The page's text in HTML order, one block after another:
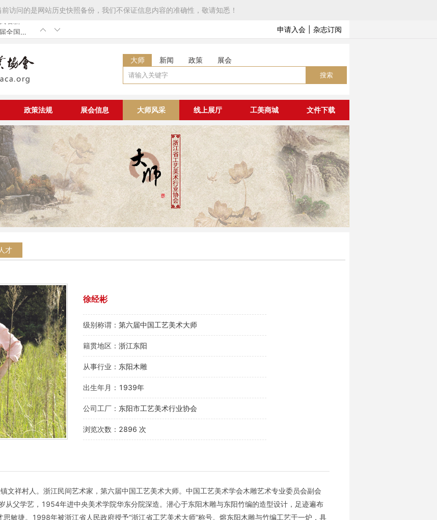
访问的是网站历史快照备份，我们不保证信息内容的准确性，敬请知悉！
全国工
大国非
充修改
申请入会 杂志订阅
大师 新闻 政策 展会
搜索
政策法规 展会信息 大师风采 线上展厅 工美商城 文件下载
才
徐经彬
级别称谓： 第六届中国工艺美术大师
籍贯地区： 浙江东阳
从事行业： 东阳木雕
出生年月： 1939年
公司工厂： 东阳市工艺美术行业协会
浏览次数： 2896 次
文祥村人。浙江民间艺术家，第六届中国工艺美术大师。中国工艺美术学会木雕艺术专业委员会副会
从父学艺，1954年进中央美术学院华东分院深造。潜心于东阳木雕与东阳竹编的造型设计，足迹遍布
敏捷。1998年被浙江省人民政府授予“浙江省工艺美术大师”称号。熔东阳木雕与竹编工艺于一炉，具